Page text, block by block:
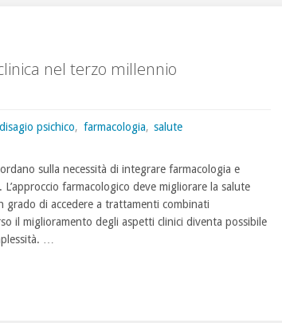
nel terzo millennio
disagio psichico, farmacologia, salute
sulla necessità di integrare farmacologia e
farmacologico deve migliorare la salute
grado di accedere a trattamenti combinati
il miglioramento degli aspetti clinici diventa possibile
…